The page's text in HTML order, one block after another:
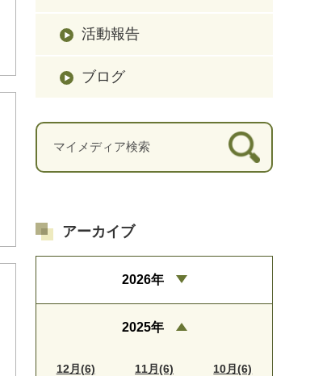
活動報告
ブログ
アーカイブ
2026年
2025年
12月(6) 11月(6) 10月(6)